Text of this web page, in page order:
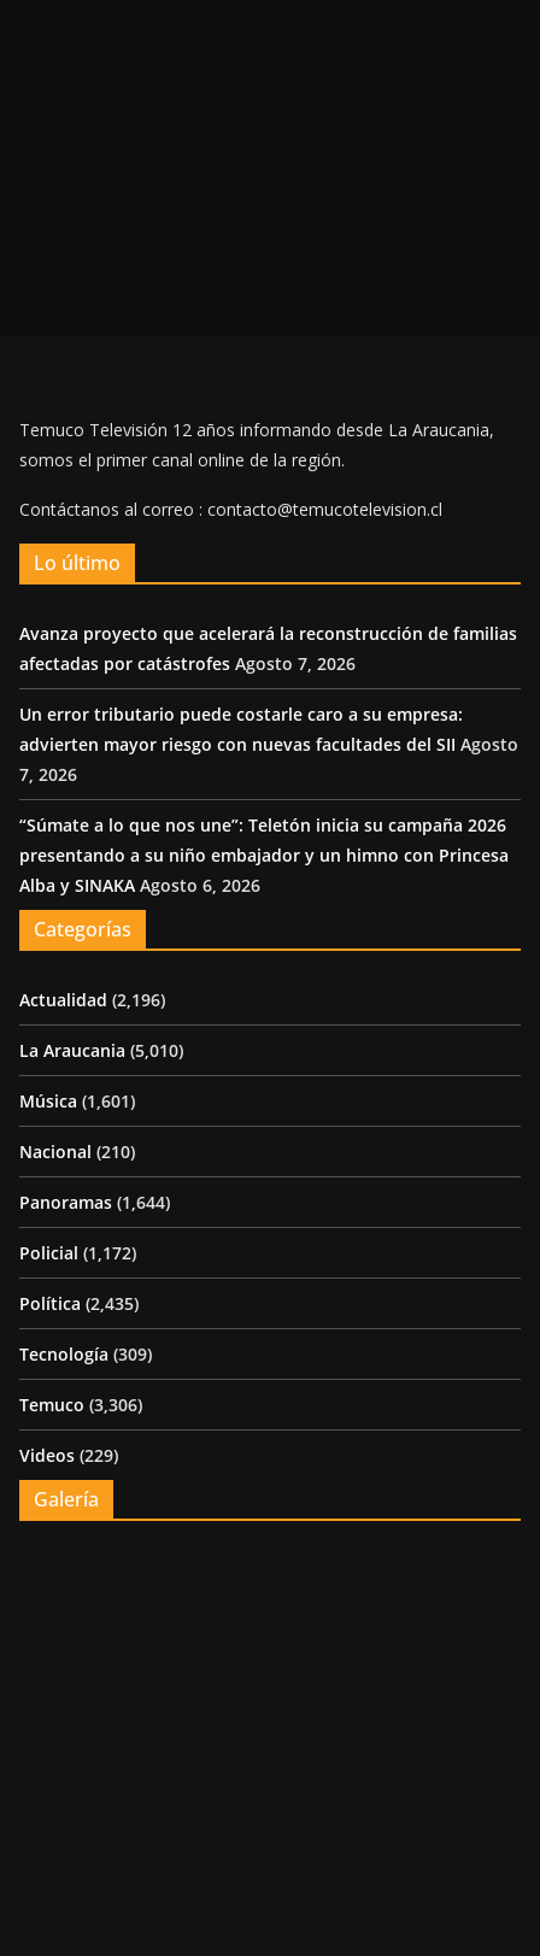
Temuco Televisión 12 años informando desde La Araucania,
somos el primer canal online de la región.
Contáctanos al correo : contacto@temucotelevision.cl
Lo último
Avanza proyecto que acelerará la reconstrucción de familias
afectadas por catástrofes Agosto 7, 2026
Un error tributario puede costarle caro a su empresa:
advierten mayor riesgo con nuevas facultades del SII Agosto
7, 2026
“Súmate a lo que nos une”: Teletón inicia su campaña 2026
presentando a su niño embajador y un himno con Princesa
Alba y SINAKA Agosto 6, 2026
Categorías
Actualidad (2,196)
La Araucania (5,010)
Música (1,601)
Nacional (210)
Panoramas (1,644)
Policial (1,172)
Política (2,435)
Tecnología (309)
Temuco (3,306)
Videos (229)
Galería